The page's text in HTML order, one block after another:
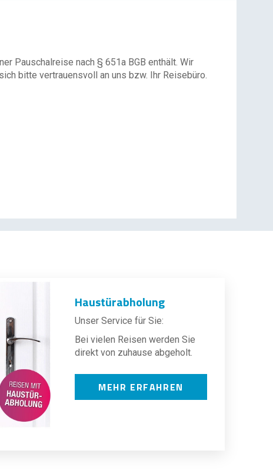
Pauschalreise nach § 651a BGB enthält. Wir
bitte vertrauensvoll an uns bzw. Ihr Reisebüro.
Haustürabholung
Unser Service für Sie:
Bei vielen Reisen werden Sie
direkt von zuhause abgeholt.
MEHR ERFAHREN